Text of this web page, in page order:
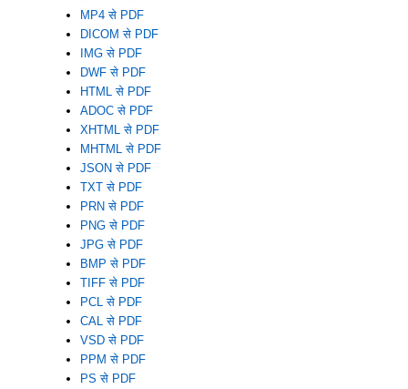
MP4 से PDF
DICOM से PDF
IMG से PDF
DWF से PDF
HTML से PDF
ADOC से PDF
XHTML से PDF
MHTML से PDF
JSON से PDF
TXT से PDF
PRN से PDF
PNG से PDF
JPG से PDF
BMP से PDF
TIFF से PDF
PCL से PDF
CAL से PDF
VSD से PDF
PPM से PDF
PS से PDF